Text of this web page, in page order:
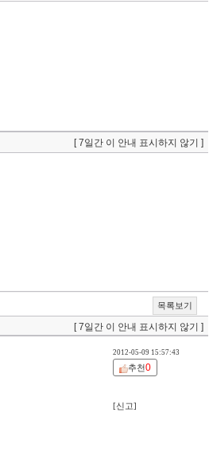
[ 7일간 이 안내 표시하지 않기 ]
목록보기
[ 7일간 이 안내 표시하지 않기 ]
2012-05-09 15:57:43
추천0
[신고]